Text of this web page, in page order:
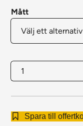
Mått
Hyllplan
Galvat
mängdSpara till